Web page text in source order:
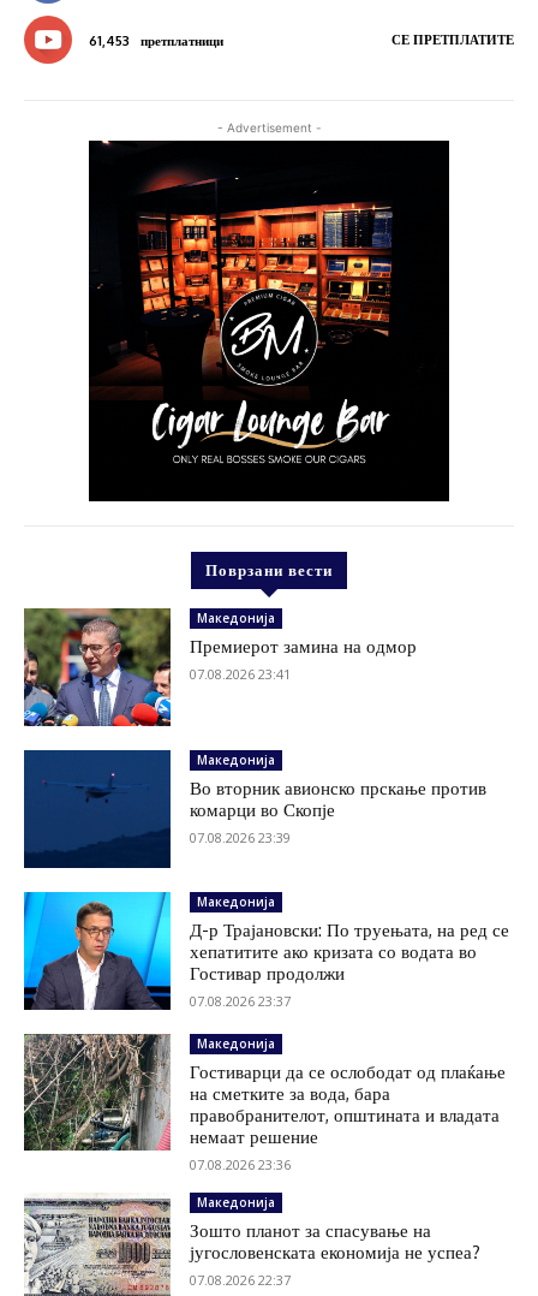
61,453 претплатници СЕ ПРЕТПЛАТИТЕ
- Advertisement -
Поврзани вести
Македонија
Премиерот замина на одмор
07.08.2026 23:41
Македонија
Во вторник авионско прскање против
комарци во Скопје
07.08.2026 23:39
Македонија
Д-р Трајановски: По труењата, на ред се
хепатитите ако кризата со водата во
Гостивар продолжи
07.08.2026 23:37
Македонија
Гостиварци да се ослободат од плаќање
на сметките за вода, бара
правобранителот, општината и владата
немаат решение
07.08.2026 23:36
Македонија
Зошто планот за спасување на
југословенската економија не успеа?
07.08.2026 22:37